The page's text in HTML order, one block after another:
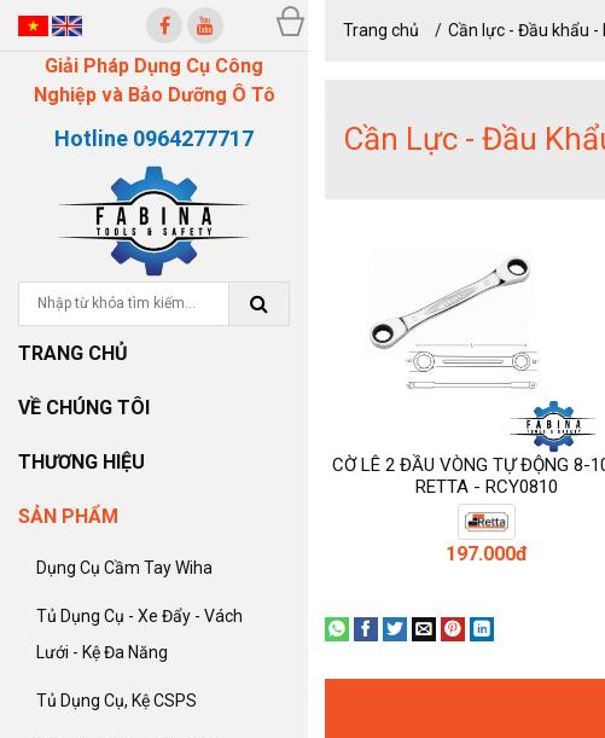
Giải Pháp Dụng Cụ Công
Nghiệp và Bảo Dưỡng Ô Tô
Hotline 0964277717
TRANG CHỦ
VỀ CHÚNG TÔI
THƯƠNG HIỆU
SẢN PHẨM
Dụng Cụ Cầm Tay Wiha
Tủ Dụng Cụ - Xe Đẩy - Vách
Lưới - Kệ Đa Năng
Tủ Dụng Cụ, Kệ CSPS
Trang chủ Cần lực - Đầu khẩu -
Cần Lực - Đầu
CỜ LÊ 2 ĐẦU VÒNG TỰ ĐỘNG 8-
RETTA - RCY0810
197.000đ